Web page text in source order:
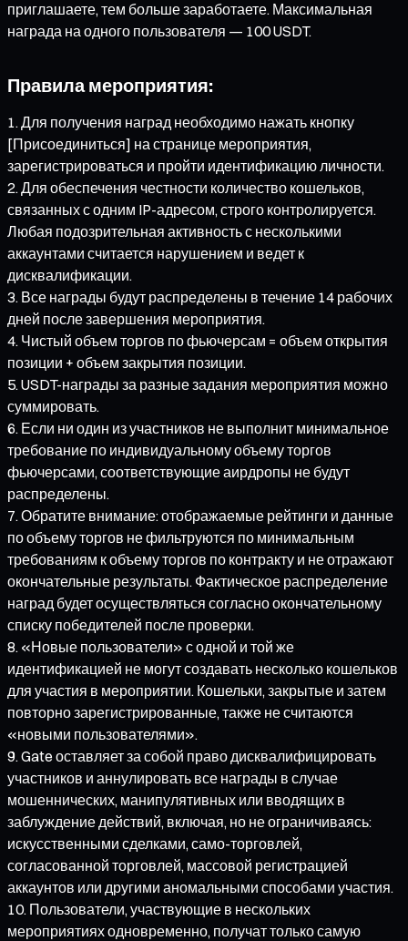
приглашаете, тем больше заработаете. Максимальная
награда на одного пользователя — 100 USDT.
Правила мероприятия:
Для получения наград необходимо нажать кнопку
[Присоединиться] на странице мероприятия,
зарегистрироваться и пройти идентификацию личности.
Для обеспечения честности количество кошельков,
связанных с одним IP-адресом, строго контролируется.
Любая подозрительная активность с несколькими
аккаунтами считается нарушением и ведет к
дисквалификации.
Все награды будут распределены в течение 14 рабочих
дней после завершения мероприятия.
Чистый объем торгов по фьючерсам = объем открытия
позиции + объем закрытия позиции.
USDT-награды за разные задания мероприятия можно
суммировать.
Если ни один из участников не выполнит минимальное
требование по индивидуальному объему торгов
фьючерсами, соответствующие аирдропы не будут
распределены.
Обратите внимание: отображаемые рейтинги и данные
по объему торгов не фильтруются по минимальным
требованиям к объему торгов по контракту и не отражают
окончательные результаты. Фактическое распределение
наград будет осуществляться согласно окончательному
списку победителей после проверки.
«Новые пользователи» с одной и той же
идентификацией не могут создавать несколько кошельков
для участия в мероприятии. Кошельки, закрытые и затем
повторно зарегистрированные, также не считаются
«новыми пользователями».
Gate оставляет за собой право дисквалифицировать
участников и аннулировать все награды в случае
мошеннических, манипулятивных или вводящих в
заблуждение действий, включая, но не ограничиваясь:
искусственными сделками, само-торговлей,
согласованной торговлей, массовой регистрацией
аккаунтов или другими аномальными способами участия.
Пользователи, участвующие в нескольких
мероприятиях одновременно, получат только самую